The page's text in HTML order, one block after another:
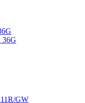
36G